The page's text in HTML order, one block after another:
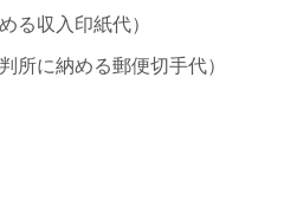
る収入印紙代）
所に納める郵便切手代）